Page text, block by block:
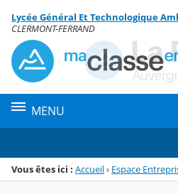
Menu de la rubrique
Contenu
Lycée Général Et Technologique
CLERMONT-FERRAND
MENU
Vous êtes ici : Accueil› Espace